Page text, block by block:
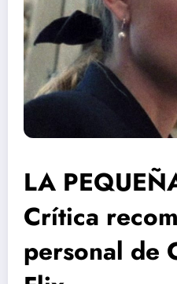
LA
Crítica
personal de